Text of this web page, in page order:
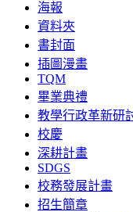
海報
資料夾
書封面
插圖漫畫
TQM
畢業典禮
教學行政革新研
校慶
深耕計畫
SDGS
校務發展計畫
招生簡章